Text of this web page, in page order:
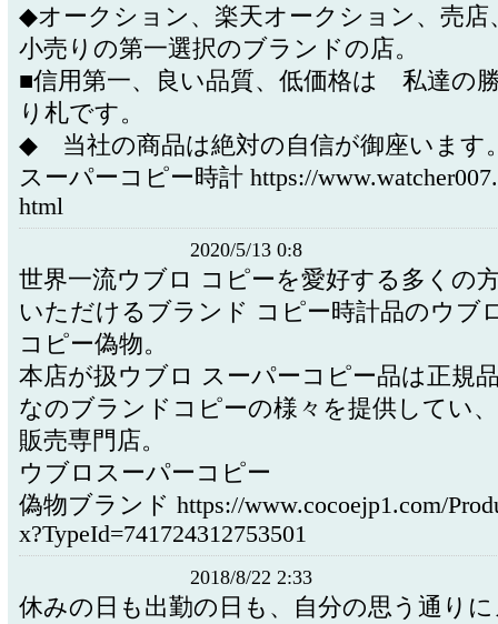
◆オークション、楽天オークション、売店
小売りの第一選択のブランドの店。
■信用第一、良い品質、低価格は 私達の
り札です。
◆ 当社の商品は絶対の自信が御座います
スーパーコピー時計 https://
html
2020/5/13 0:8
世界一流ウブロ コピーを愛好する多くの
いただけるブランド コピー時計品のウブ
コピー偽物。
本店が扱ウブロ スーパーコピー品は正規
なのブランドコピーの様々を提供してい
販売専門店。
ウブロスーパーコピー
偽物ブランド https://www.cocoejp1.com/
x?TypeId=741724312753501
2018/8/22 2:33
休みの日も出勤の日も、自分の思う通り